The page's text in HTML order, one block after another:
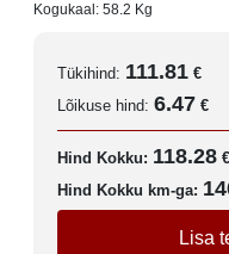
Kogukaal: 58.2 Kg
Tükihind: 111.81 €
Lõikuse hind: 6.47 €
Hind Kokku: 118.28 €
Hind Kokku km-ga:
Lisa